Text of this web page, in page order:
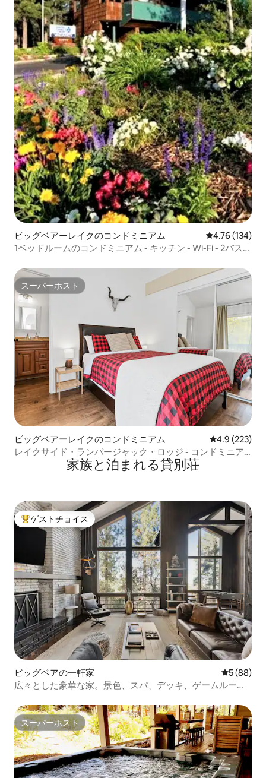
ビッグベアーレイクのコンドミニアム レビュー134
4.76 (134)
1ベッドルームのコンドミニアム - キッチン - Wi-Fi - 2バスル
スーパーホスト
スーパーホスト
ビッグベアーレイクのコンドミニアム レビュー223
4.9 (223)
レイクサイド・ランバージャック・ロッジ - コンドミニア
ム *プール／ジャグジー*家族と泊まれる貸別荘
大好評のゲストチョイスです。
ゲストチョイス
ビッグベアの一軒家 レビュー
5 (88)
広々とした豪華な家。景色、スパ、デッキ、ゲームルー
スーパーホスト
スーパーホスト